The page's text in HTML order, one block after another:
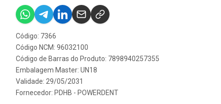
Código: 7366
Código NCM: 96032100
Código de Barras do Produto: 7898940257355
Embalagem Master: UN18
Validade: 29/05/2031
Fornecedor: PDHB - POWERDENT